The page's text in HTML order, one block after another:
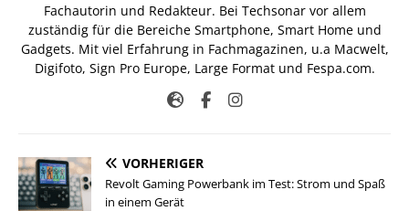
Fachautorin und Redakteur. Bei Techsonar vor allem
zuständig für die Bereiche Smartphone, Smart Home und
Gadgets. Mit viel Erfahrung in Fachmagazinen, u.a Macwelt,
Digifoto, Sign Pro Europe, Large Format und Fespa.com.
VORHERIGER
Revolt Gaming Powerbank im Test: Strom und Spaß
in einem Gerät